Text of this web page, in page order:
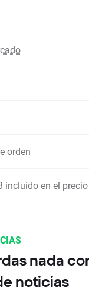
orden
incluido en el precio
nada
noticias